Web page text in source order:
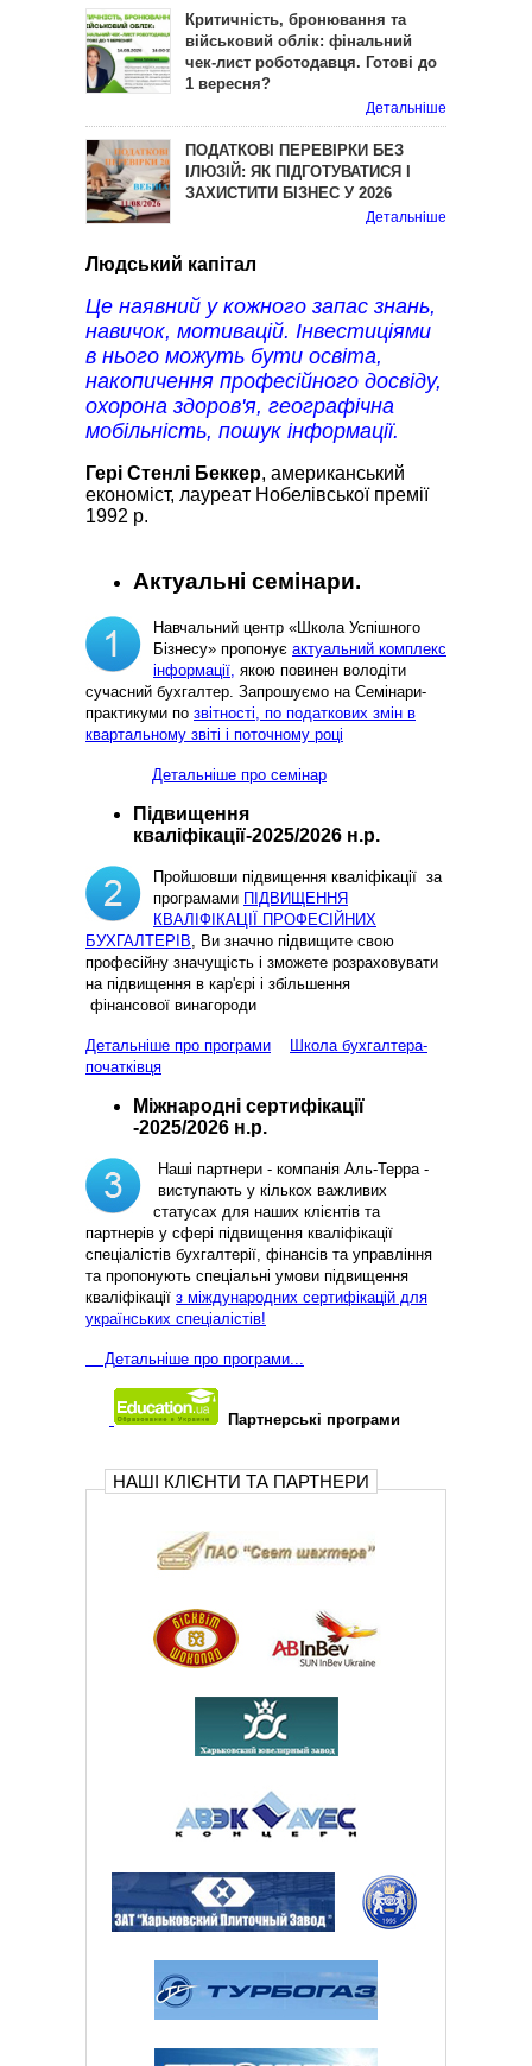
Критичність, бронювання та
військовий облік: фінальний
чек-лист роботодавця. Готові до
1 вересня?
Детальніше
ПОДАТКОВІ ПЕРЕВІРКИ БЕЗ
ІЛЮЗІЙ: ЯК ПІДГОТУВАТИСЯ І
ЗАХИСТИТИ БІЗНЕС У 2026
Детальніше
Людський капітал
Це наявний у кожного запас знань,
навичок, мотивацій. Інвестиціями
в нього можуть бути освіта,
накопичення професійного досвіду,
охорона здоров'я, географічна
мобільність, пошук інформації.
Гері Стенлі Беккер, американський
економіст, лауреат Нобелівської премії
1992 р.
Актуальні семінари.
Навчальний центр «Школа Успішного
Бізнесу» пропонує актуальний комплекс
інформації, якою повинен володіти
сучасний бухгалтер. Запрошуємо на Семінари-
практикуми по звітності, по податкових змін в
квартальному звіті і поточному році
Детальніше про семінар
Підвищення
кваліфікації-2025/2026 н.р.
Пройшовши підвищення кваліфікації за
програмами ПІДВИЩЕННЯ
КВАЛІФІКАЦІЇ ПРОФЕСІЙНИХ
БУХГАЛТЕРІВ, Ви значно підвищите свою
професійну значущість і зможете розраховувати
на підвищення в кар'єрі і збільшення
фінансової винагороди
Детальніше про програми
Школа бухгалтера-
початківця
Міжнародні сертифікації
-2025/2026 н.р.
Наші партнери - компанія Аль-Терра -
виступають у кількох важливих
статусах для наших клієнтів та
партнерів у сфері підвищення кваліфікації
спеціалістів бухгалтерії, фінансів та управління
та пропонують спеціальні умови підвищення
кваліфікації з міждународних сертифікацій для
українських спеціалістів!
Детальніше про програми...
Партнерські програми
НАШІ КЛІЄНТИ ТА ПАРТНЕРИ